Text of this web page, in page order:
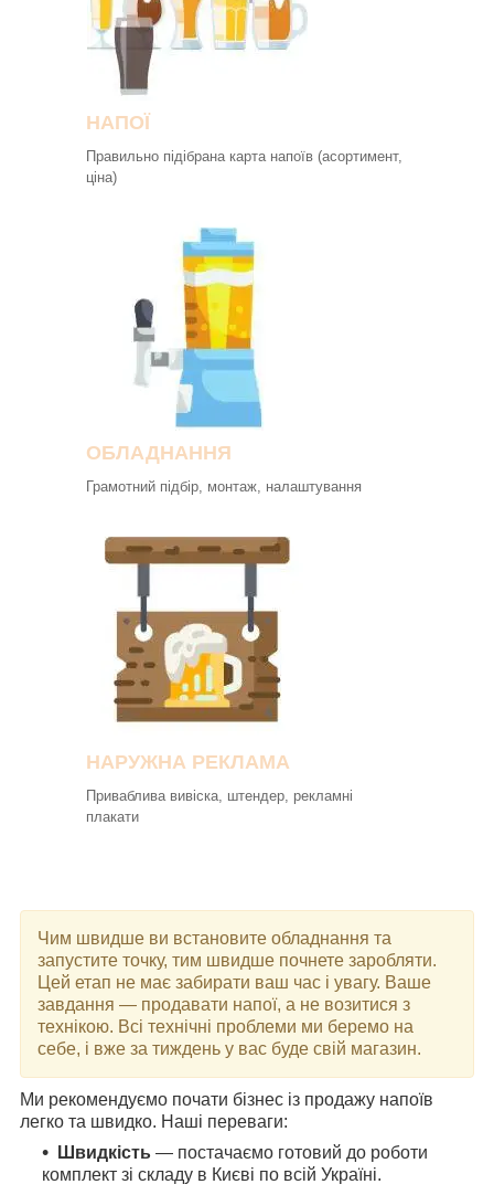
НАПОЇ
Правильно підібрана карта напоїв (асортимент,
ціна)
ОБЛАДНАННЯ
Грамотний підбір, монтаж, налаштування
НАРУЖНА РЕКЛАМА
Приваблива вивіска, штендер, рекламні
плакати
Чим швидше ви встановите обладнання та
запустите точку, тим швидше почнете заробляти.
Цей етап не має забирати ваш час і увагу. Ваше
завдання — продавати напої, а не возитися з
технікою. Всі технічні проблеми ми беремо на
себе, і вже за тиждень у вас буде свій магазин.
Ми рекомендуємо почати бізнес із продажу напоїв
легко та швидко. Наші переваги:
Швидкість — постачаємо готовий до роботи
комплект зі складу в Києві по всій Україні.